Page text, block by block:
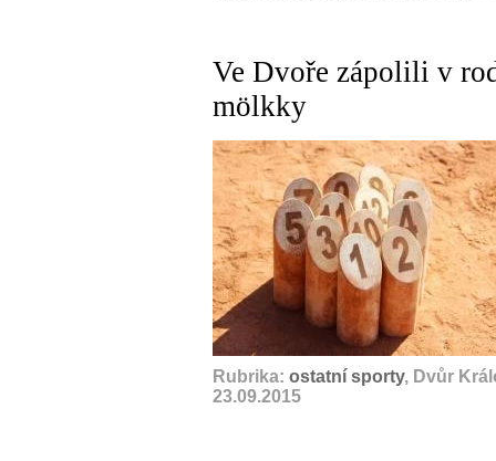
Ve Dvoře zápolili v
mölkky
Rubrika: ostatní sporty, Dvůr
23.09.2015